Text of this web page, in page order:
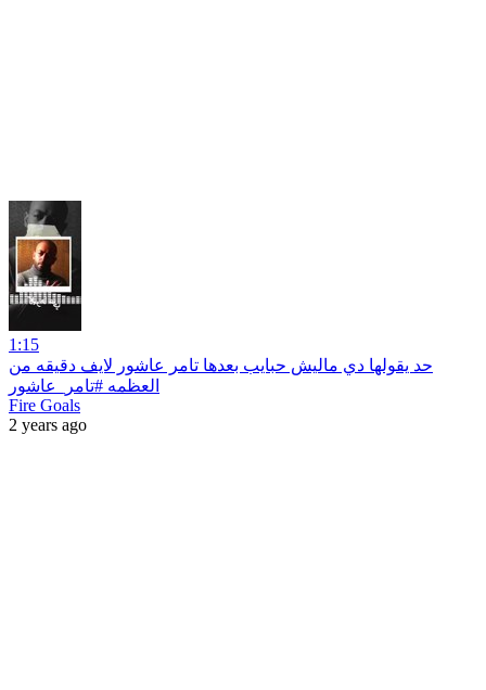
1:15
حد يقولها دي ماليش حبايب بعدها تامر عاشور لايف دقيقه من
العظمه #تامر_عاشور
Fire Goals
2 years ago